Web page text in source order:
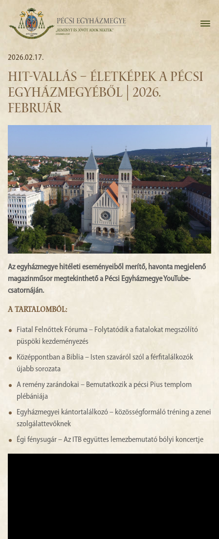
2026.02.17.
HIT-VALLÁS – ÉLETKÉPEK A PÉCSI
EGYHÁZMEGYÉBŐL | 2026.
FEBRUÁR
Az egyházmegye hitéleti eseményeiből merítő, havonta megjelenő
magazinműsor megtekinthető a Pécsi Egyházmegye YouTube-
csatornáján.
A TARTALOMBÓL:
Fiatal Felnőttek Fóruma – Folytatódik a fiatalokat megszólító
püspöki kezdeményezés
Középpontban a Biblia – Isten szaváról szól a férfitalálkozók
újabb sorozata
A remény zarándokai – Bemutatkozik a pécsi Pius templom
plébániája
Egyházmegyei kántortalálkozó – közösségformáló tréning a zenei
szolgálattevőknek
Égi fénysugár – Az ITB együttes lemezbemutató bólyi koncertje